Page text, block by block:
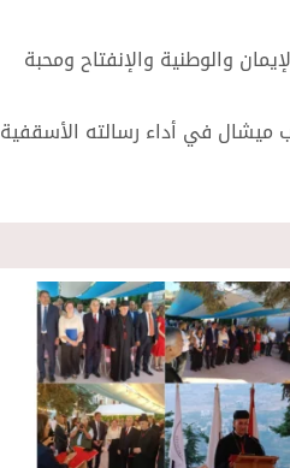
والوطنية والإنفتاح ومحبة
ميشال في أداء رسالته الأسقفية